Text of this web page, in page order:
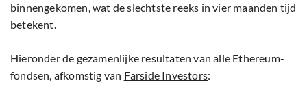
binnengekomen, wat de slechtste reeks in vier maanden tijd
betekent.
Hieronder de gezamenlijke resultaten van alle Ethereum-
fondsen, afkomstig van Farside Investors: